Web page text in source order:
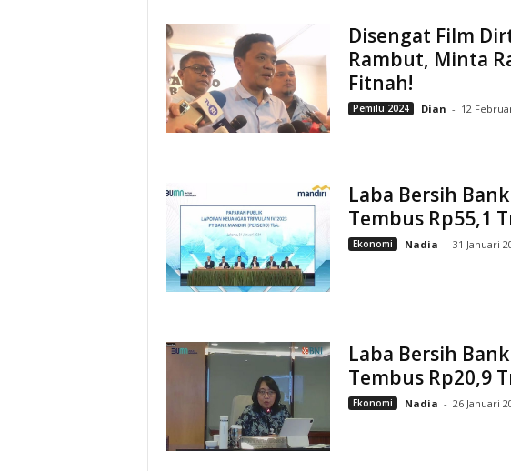
Disengat Film
Rambut, Minta
Fitnah!
Pemilu 2024 Dian - 12
Laba Bersih
Tembus Rp55,1
Ekonomi Nadia - 31 Januari
Laba Bersih
Tembus Rp20,9
Ekonomi Nadia - 26 Januari